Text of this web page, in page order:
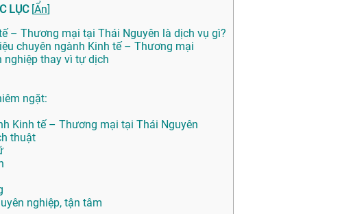
LỤC [Ẩn]
– Thương mại tại Thái Nguyên là dịch vụ gì?
chuyên ngành Kinh tế – Thương mại
nghiệp thay vì tự dịch
ngặt:
Kinh tế – Thương mại tại Thái Nguyên
thuật
nghiệp, tận tâm